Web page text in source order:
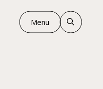
Menu